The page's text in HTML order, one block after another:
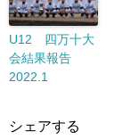
U12 四万十大
会結果報告
2022.1
シェアする